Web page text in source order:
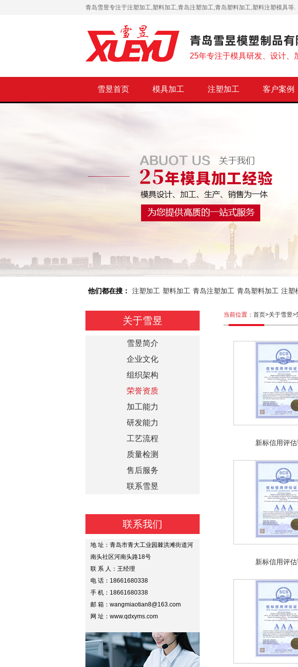
青岛雪昱专注于注塑加工,塑料加工,青岛注塑加工,青岛塑料加工,塑料注塑模具等.
25年专注于模具研发、设计、
雪昱首页 模具加工 注塑加工 客户案例
他们都在搜： 注塑加工 塑料加工 青岛注塑加工 青岛塑料加工 注塑
关于雪昱
雪昱简介
企业文化
组织架构
荣誉资质
加工能力
研发能力
工艺流程
质量检测
售后服务
联系雪昱
联系我们
地 址：青岛市青大工业园棘洪滩街道河
南头社区河南头路18号
联 系 人：王经理
电 话：18661680338
手 机：18661680338
邮 箱：wangmiaotian8@163.com
网 址：www.qdxyms.com
当前位置： 首页>关于雪昱>
新标信用评
新标信用评